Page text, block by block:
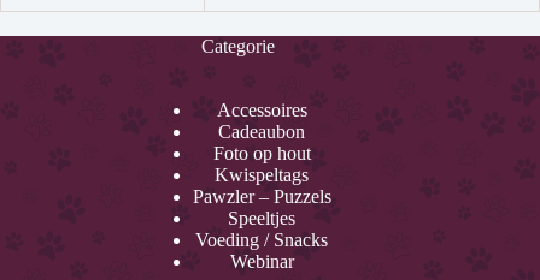
Categorie
Accessoires
Cadeaubon
Foto op hout
Kwispeltags
Pawzler – Puzzels
Speeltjes
Voeding / Snacks
Webinar